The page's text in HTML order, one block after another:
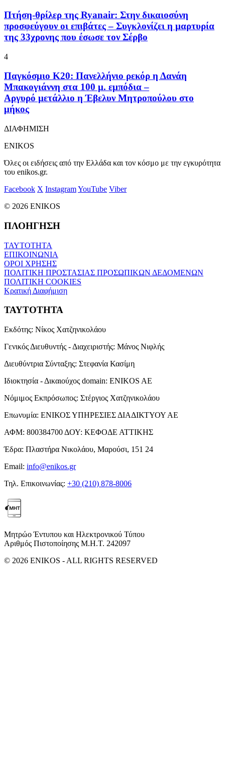
Πτήση-θρίλερ της Ryanair: Στην δικαιοσύνη
προσφεύγουν οι επιβάτες – Συγκλονίζει η μαρτυρία
της 33χρονης που έσωσε τον Σέρβο
4
Παγκόσμιο Κ20: Πανελλήνιο ρεκόρ η Δανάη
Μπακογιάννη στα 100 μ. εμπόδια –
Αργυρό μετάλλιο η Έβελυν Μητροπούλου στο
μήκος
ΔΙΑΦΗΜΙΣΗ
ENIKOS
Όλες οι ειδήσεις από την Ελλάδα και τον κόσμο με την εγκυρότητα
του enikos.gr.
Facebook X InstagramYouTube Viber
© 2026 ENIKOS
ΠΛΟΗΓΗΣΗ
ΤΑΥΤΟΤΗΤΑ
ΕΠΙΚΟΙΝΩΝΙΑ
ΟΡΟΙ ΧΡΗΣΗΣ
ΠΟΛΙΤΙΚΗ ΠΡΟΣΤΑΣΙΑΣ ΠΡΟΣΩΠΙΚΩΝ ΔΕΔΟΜΕΝΩΝ
ΠΟΛΙΤΙΚΗ COOKIES
Κρατική Διαφήμιση
ΤΑΥΤΟΤΗΤΑ
Εκδότης: Νίκος Χατζηνικολάου
Γενικός Διευθυντής - Διαχειριστής: Μάνος Νιφλής
Διευθύντρια Σύνταξης: Στεφανία Κασίμη
Ιδιοκτησία - Δικαιούχος domain: ENIKOS AE
Νόμιμος Εκπρόσωπος: Στέργιος Χατζηνικολάου
Επωνυμία: ΕΝΙΚΟΣ ΥΠΗΡΕΣΙΕΣ ΔΙΑΔΙΚΤΥΟΥ ΑΕ
ΑΦΜ: 800384700 ΔΟΥ: ΚΕΦΟΔΕ ΑΤΤΙΚΗΣ
Έδρα: Πλαστήρα Νικολάου, Μαρούσι, 151 24
Email: info@enikos.gr
Τηλ. Επικοινωνίας: +30 (210) 878-8006
Μητρώο Έντυπου και Ηλεκτρονικού Τύπου
Αριθμός Πιστοποίησης Μ.Η.Τ. 242097
© 2026 ENIKOS - ALL RIGHTS RESERVED